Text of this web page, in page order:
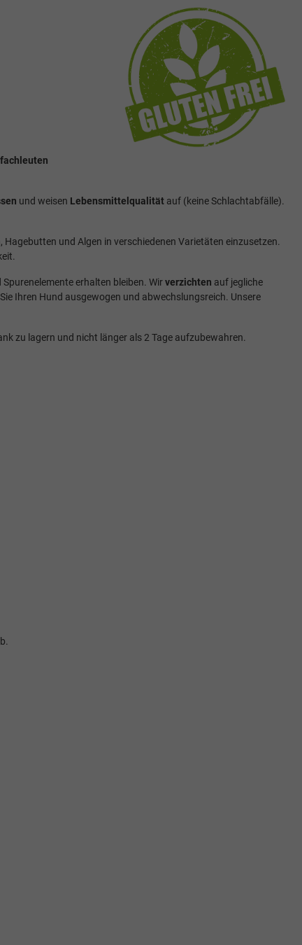
und weisen Lebensmittelqualität auf (keine Schlachtabfälle).
und Algen in verschiedenen Varietäten einzusetzen.
erhalten bleiben. Wirverzichten auf jegliche
Ihren Hund ausgewogen und abwechslungsreich. Unsere
zu lagern und nicht länger als 2 Tage aufzubewahren.